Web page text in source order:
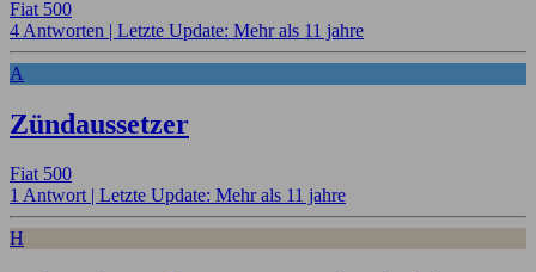
Fiat 500
4 Antworten | Letzte Update: Mehr als 11 jahre
A
Zündaussetzer
Fiat 500
1 Antwort | Letzte Update: Mehr als 11 jahre
H